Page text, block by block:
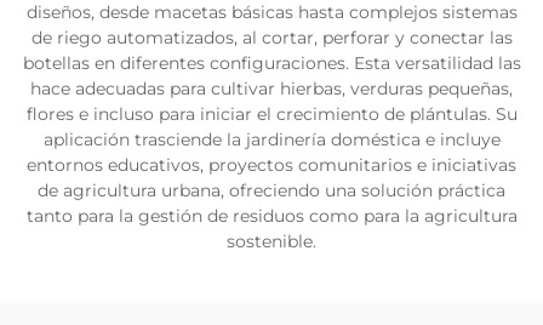
diseños, desde macetas básicas hasta complejos sistemas
de riego automatizados, al cortar, perforar y conectar las
botellas en diferentes configuraciones. Esta versatilidad las
hace adecuadas para cultivar hierbas, verduras pequeñas,
flores e incluso para iniciar el crecimiento de plántulas. Su
aplicación trasciende la jardinería doméstica e incluye
entornos educativos, proyectos comunitarios e iniciativas
de agricultura urbana, ofreciendo una solución práctica
tanto para la gestión de residuos como para la agricultura
sostenible.